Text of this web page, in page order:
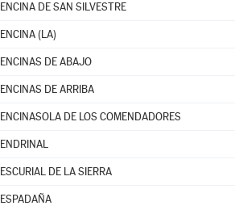
ENCINA DE SAN SILVESTRE
ENCINA (LA)
ENCINAS DE ABAJO
ENCINAS DE ARRIBA
ENCINASOLA DE LOS COMENDADORES
ENDRINAL
ESCURIAL DE LA SIERRA
ESPADAÑA